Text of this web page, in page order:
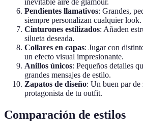
inevitable aire de glamour.
Pendientes llamativos: Grandes,
siempre personalizan cualquier look.
Cinturones estilizados: Añaden
silueta deseada.
Collares en capas: Jugar con
un efecto visual impresionante.
Anillos únicos: Pequeños detalles
grandes mensajes de estilo.
Zapatos de diseño: Un buen par de
protagonista de tu outfit.
Comparación de estilos